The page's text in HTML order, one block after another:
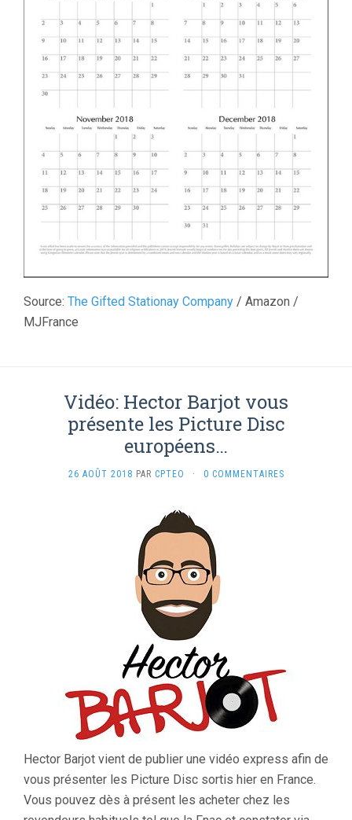
Source: The Gifted Stationay Company / Amazon /
MJFrance
Vidéo: Hector Barjot vous
présente les Picture Disc
européens…
26 AOÛT 2018 PAR CPTEO · 0 COMMENTAIRES
Hector Barjot vient de publier une vidéo express afin de
vous présenter les Picture Disc sortis hier en France.
Vous pouvez dès à présent les acheter chez les